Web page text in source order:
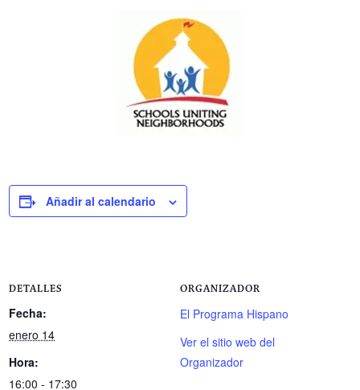
Añadir al calendario
DETALLES
Fecha:
enero 14
Hora:
16:00 - 17:30
ORGANIZADOR
El Programa Hispano
Ver el sitio web del
Organizador